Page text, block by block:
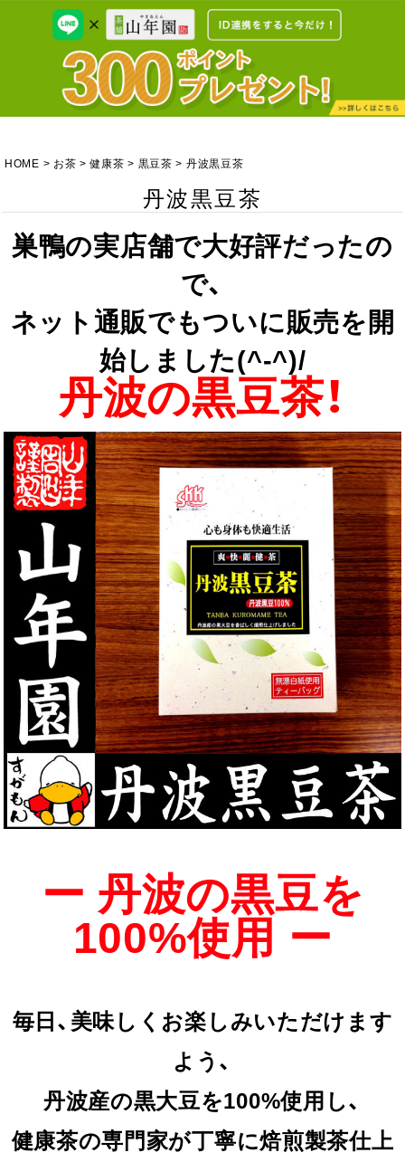
HOME お茶 健康茶 黒豆茶 丹波黒豆茶
丹波黒豆茶
巣鴨の実店舗で大好評だったの
で、
ネット通販でもついに販売を開
始しました(^-^)/
丹波の黒豆茶！
ー 丹波の黒豆を
100%使用 ー
毎日、美味しくお楽しみいただけます
よう、
丹波産の黒大豆を100%使用し、
健康茶の専門家が丁寧に焙煎製茶仕上